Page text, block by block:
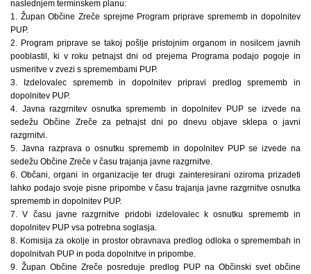
naslednjem terminskem planu:
1. Župan Občine Zreče sprejme Program priprave sprememb in dopolnitev
PUP.
2. Program priprave se takoj pošlje pristojnim organom in nosilcem javnih
pooblastil, ki v roku petnajst dni od prejema Programa podajo pogoje in
usmeritve v zvezi s spremembami PUP.
3. Izdelovalec sprememb in dopolnitev pripravi predlog sprememb in
dopolnitev PUP.
4. Javna razgrnitev osnutka sprememb in dopolnitev PUP se izvede na
sedežu Občine Zreče za petnajst dni po dnevu objave sklepa o javni
razgrnitvi.
5. Javna razprava o osnutku sprememb in dopolnitev PUP se izvede na
sedežu Občine Zreče v času trajanja javne razgrnitve.
6. Občani, organi in organizacije ter drugi zainteresirani oziroma prizadeti
lahko podajo svoje pisne pripombe v času trajanja javne razgrnitve osnutka
sprememb in dopolnitev PUP.
7. V času javne razgrnitve pridobi izdelovalec k osnutku sprememb in
dopolnitev PUP vsa potrebna soglasja.
8. Komisija za okolje in prostor obravnava predlog odloka o spremembah in
dopolnitvah PUP in poda dopolnitve in pripombe.
9. Župan Občine Zreče posreduje predlog PUP na Občinski svet občine